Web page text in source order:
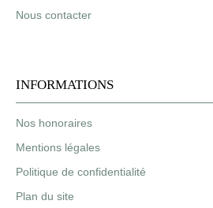
Nous contacter
INFORMATIONS
Nos honoraires
Mentions légales
Politique de confidentialité
Plan du site